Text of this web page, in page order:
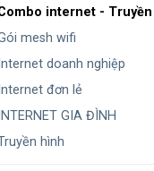
internet -
mesh wifi
Internet doanh nghiệp
Internet đơn lẻ
INTERNET GIA ĐÌNH
hình